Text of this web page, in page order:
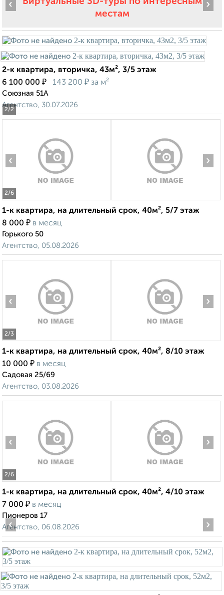
местам
2/2
‹ ›
2-к квартира, вторичка, 43м², 3/5 этаж
6 100 000 ₽ 143 200 ₽ за м²
Союзная 51А
Агентство, 30.07.2026
2/6
‹ ›
1-к квартира, на длительный срок, 40м², 5/7 этаж
8 000 ₽ в месяц
Горького 50
Агентство, 05.08.2026
2/3
‹ ›
1-к квартира, на длительный срок, 40м², 8/10 этаж
10 000 ₽ в месяц
Садовая 25/69
Агентство, 03.08.2026
2/6
‹ ›
1-к квартира, на длительный срок, 40м², 4/10 этаж
7 000 ₽ в месяц
Пионеров 17
Агентство, 06.08.2026
‹ ›